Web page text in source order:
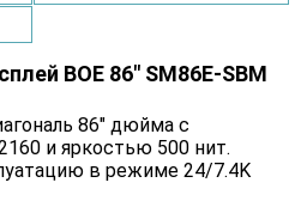
BOE 86" SM86E-SBM
86" дюйма с
и яркостью 500 нит.
в режиме 24/7.4K